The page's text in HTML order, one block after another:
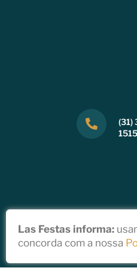
(31)
1515
Las Festas informa:
concorda com a nossa